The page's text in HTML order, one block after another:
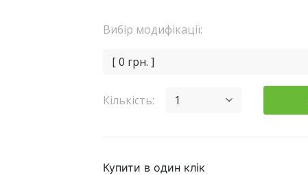
Вибір модифікації:
[ 0 грн. ]
Кількість: 1
Купити в один клік